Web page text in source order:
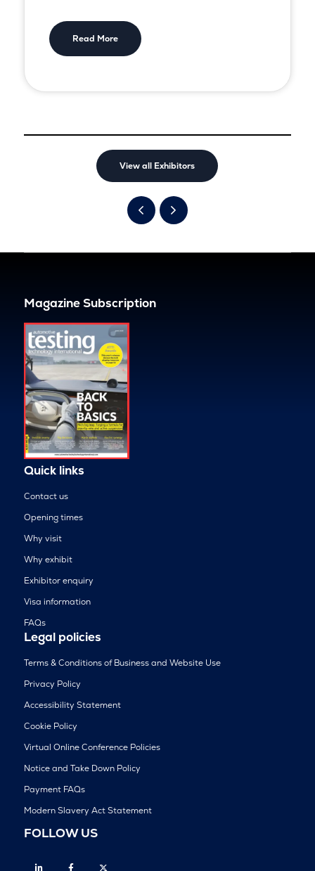
Read More
View all Exhibitors
Magazine Subscription
Quick links
Contact us
Opening times
Why visit
Why exhibit
Exhibitor enquiry
Visa information
FAQs
Legal policies
Terms & Conditions of Business and Website Use
Privacy Policy
Accessibility Statement
Cookie Policy
Virtual Online Conference Policies
Notice and Take Down Policy
Payment FAQs
Modern Slavery Act Statement
FOLLOW US
Linkedin Facebook